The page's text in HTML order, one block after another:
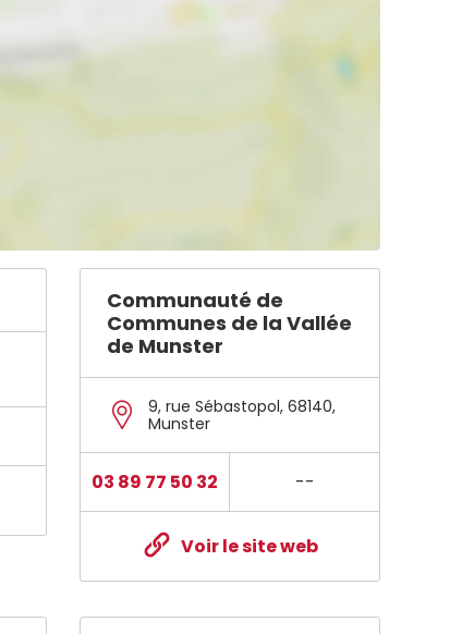
Communauté de
Communes de la Vallée
de Munster
9, rue Sébastopol, 68140,
Munster
03 89 77 50 32 --
Voir le site web